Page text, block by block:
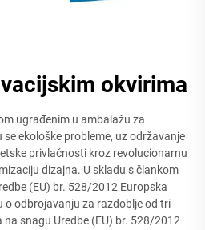
okvirima
ugrađenim u ambalažu za
ekološke probleme, uz održavanje
privlačnosti kroz revolucionarnu
dizajna. U skladu s člankom
(EU) br. 528/2012 Europska
o odbrojavanju za razdoblje od tri
snagu Uredbe (EU) br. 528/2012